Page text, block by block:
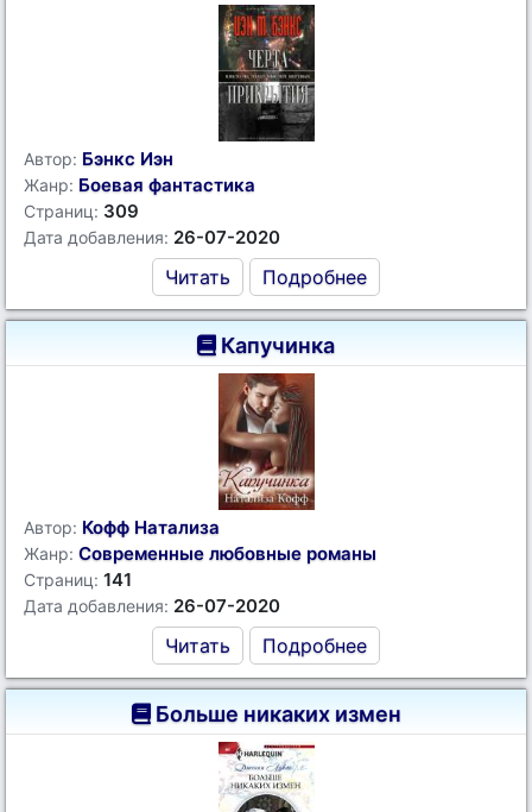
Автор: Бэнкс Иэн
Жанр: Боевая фантастика
Страниц: 309
Дата добавления: 26-07-2020
Читать Подробнее
Капучинка
Автор: Кофф Натализа
Жанр: Современные любовные романы
Страниц: 141
Дата добавления: 26-07-2020
Читать Подробнее
Больше никаких измен